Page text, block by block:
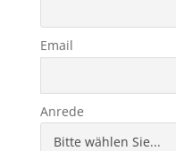
Email
Anrede